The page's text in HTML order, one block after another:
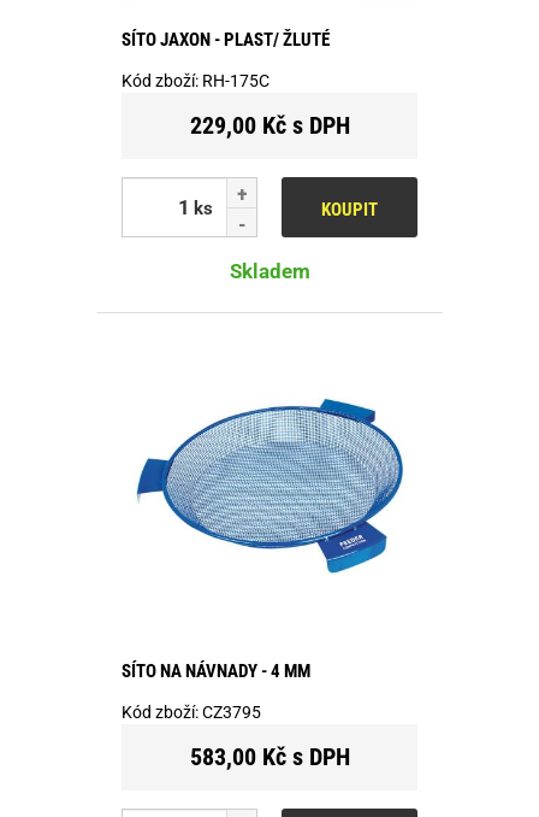
SÍTO JAXON - PLAST/ ŽLUTÉ
Kód zboží: RH-175C
229,00 Kč s DPH
ks KOUPIT
Skladem
SÍTO NA NÁVNADY - 4 MM
Kód zboží:CZ3795
583,00 Kč s DPH